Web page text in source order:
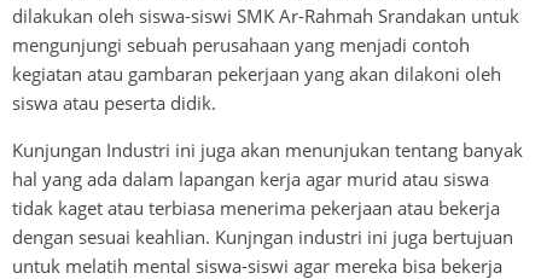
dilakukan oleh siswa-siswi SMK Ar-Rahmah Srandakan untuk
mengunjungi sebuah perusahaan yang menjadi contoh
kegiatan atau gambaran pekerjaan yang akan dilakoni oleh
siswa atau peserta didik.
Kunjungan Industri ini juga akan menunjukan tentang banyak
hal yang ada dalam lapangan kerja agar murid atau siswa
tidak kaget atau terbiasa menerima pekerjaan atau bekerja
dengan sesuai keahlian. Kunjngan industri ini juga bertujuan
untuk melatih mental siswa-siswi agar mereka bisa bekerja